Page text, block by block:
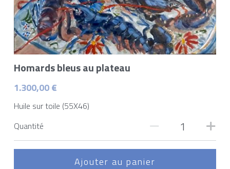
Homards bleus au plateau
1.300,00 €
Huile sur toile (55X46)
Quantité
Ajouter au panier